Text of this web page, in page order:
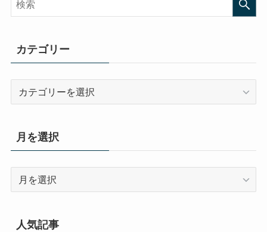
カテゴリー
リ
ー
月を選択
人気記事